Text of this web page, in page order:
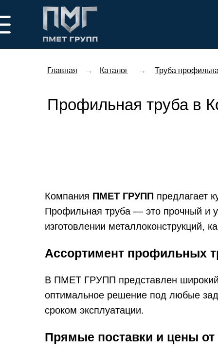
Главная Каталог
→ Труба
→
Профильная труба в
Компания ПМЕТ ГРУПП предлагает
Профильная труба — это прочный и
изготовлении металлоконструкций,
Ассортимент профильных
В ПМЕТ ГРУПП представлен
оптимальное решение под любые
сроком эксплуатации.
Прямые поставки и цены от